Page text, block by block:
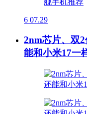
6 07.29
2nm芯片、双
能和小米17一